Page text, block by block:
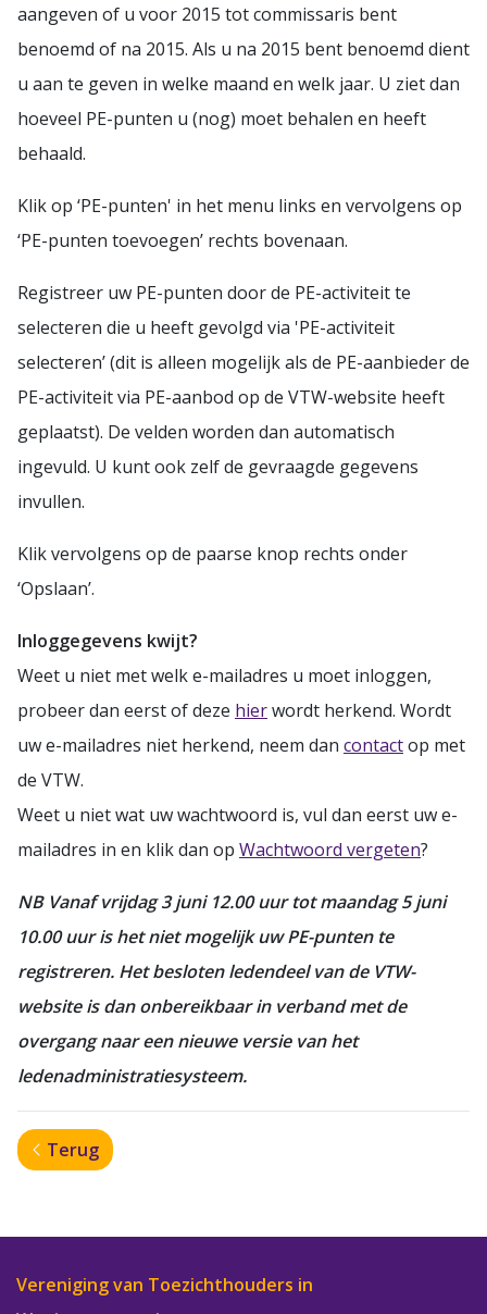
aangeven of u voor 2015 tot commissaris bent
benoemd of na 2015. Als u na 2015 bent benoemd dient
u aan te geven in welke maand en welk jaar. U ziet dan
hoeveel PE-punten u (nog) moet behalen en heeft
behaald.
Klik op ‘PE-punten' in het menu links en vervolgens op
‘PE-punten toevoegen’ rechts bovenaan.
Registreer uw PE-punten door de PE-activiteit te
selecteren die u heeft gevolgd via 'PE-activiteit
selecteren’ (dit is alleen mogelijk als de PE-aanbieder de
PE-activiteit via PE-aanbod op de VTW-website heeft
geplaatst). De velden worden dan automatisch
ingevuld. U kunt ook zelf de gevraagde gegevens
invullen.
Klik vervolgens op de paarse knop rechts onder
‘Opslaan’.
Inloggegevens kwijt?
Weet u niet met welk e-mailadres u moet inloggen,
probeer dan eerst of deze hierwordt herkend. Wordt
uw e-mailadres niet herkend, neem dan contactop met
de VTW.
Weet u niet wat uw wachtwoord is, vul dan eerst uw e-
mailadres in en klik dan op Wachtwoord vergeten?
NB Vanaf vrijdag 3 juni 12.00 uur tot maandag 5 juni
10.00 uur is het niet mogelijk uw PE-punten te
registreren. Het besloten ledendeel van de VTW-
website is dan onbereikbaar in verband met de
overgang naar een nieuwe versie van het
ledenadministratiesysteem.
Terug
Vereniging van Toezichthouders in